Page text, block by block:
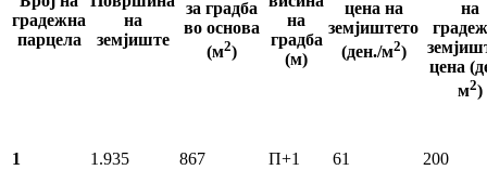
градежна
парцела
на
земјиште
за градба
во основа
(м2)
на
градба
(м)
цена на
земјиштето
(ден./м2)
на
цена
м2)
1 1.935 867 П+1 61 200